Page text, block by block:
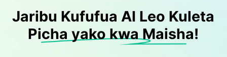
Jaribu Kufufua AI Leo Kuleta
Picha yako kwa Maisha!